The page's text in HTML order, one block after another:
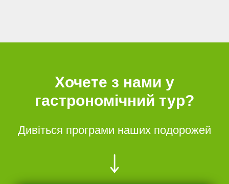
Хочете з нами у
гастрономічний тур?
Дивіться програми наших подорожей